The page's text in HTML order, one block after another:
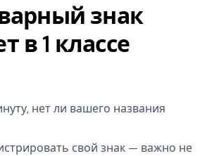
знак
в 1 классе
нет ли вашего названия
свой знак — важно не